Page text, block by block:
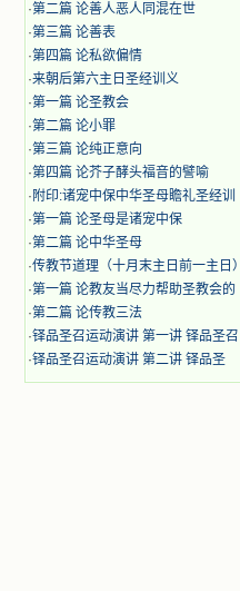
·第二篇 论善人恶人同混在世
·第三篇 论善表
·第四篇 论私欲偏情
·来朝后第六主日圣经训义
·第一篇 论圣教会
·第二篇 论小罪
·第三篇 论纯正意向
·第四篇 论芥子酵头福音的譬喻
· 附印:诸宠中保中华圣母瞻礼圣经训
·第一篇 论圣母是诸宠中保
·第二篇 论中华圣母
·传教节道理（十月末主日前一主日）
·第一篇 论教友当尽力帮助圣教会的
·第二篇 论传教三法
·铎品圣召运动演讲 第一讲 铎品圣召
·铎品圣召运动演讲 第二讲 铎品圣